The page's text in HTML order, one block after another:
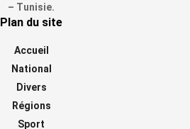
– Tunisie.
Plan du site
Accueil
National
Divers
Régions
Sport